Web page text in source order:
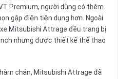
Premium, người dùng có thêm
gập điện tiện dụng hơn. Ngoài
Mitsubishi Attrage đều trang bị
nhưng được thiết kế thể thao
chán, Mitsubishi Attrage đã